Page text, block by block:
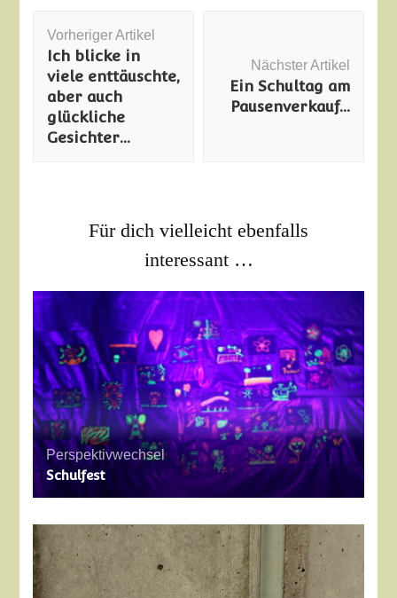
Vorheriger Artikel
Ich blicke in
viele enttäuschte,
aber auch
glückliche
Gesichter…
Nächster Artikel
Ein Schultag am
Pausenverkauf…
Für dich vielleicht ebenfalls
interessant …
Perspektivwechsel
Schulfest